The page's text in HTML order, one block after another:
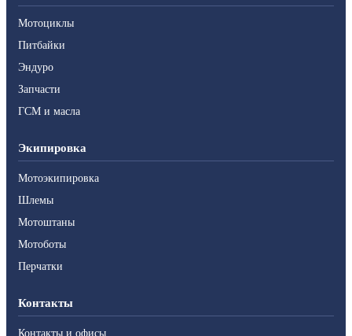
Мотоциклы
Питбайки
Эндуро
Запчасти
ГСМ и масла
Экипировка
Мотоэкипировка
Шлемы
Мотоштаны
Мотоботы
Перчатки
Контакты
Контакты и офисы